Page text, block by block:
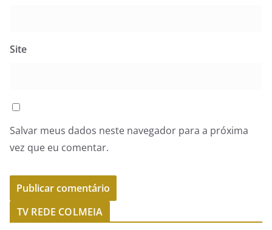
Site
Salvar meus dados neste navegador para a próxima
vez que eu comentar.
TV REDE COLMEIA